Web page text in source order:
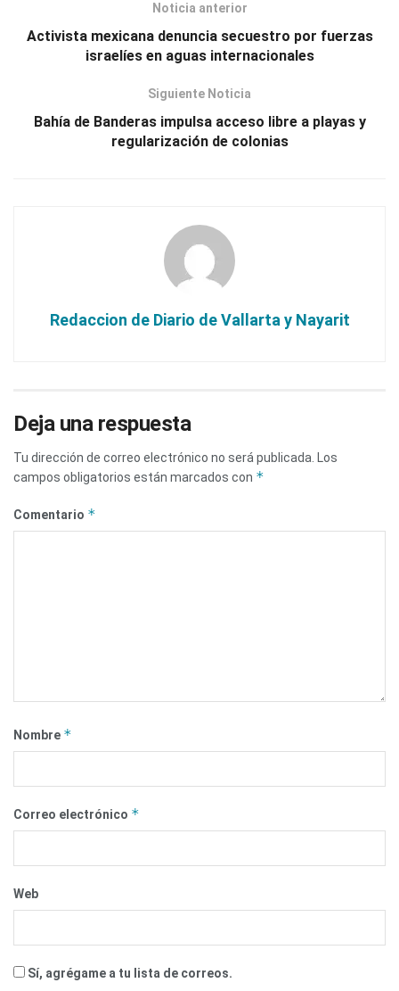
Noticia anterior
Activista mexicana denuncia secuestro por fuerzas
israelíes en aguas internacionales
Siguiente Noticia
Bahía de Banderas impulsa acceso libre a playas y
regularización de colonias
Redaccion de Diario de Vallarta y Nayarit
Deja una respuesta
Tu dirección de correo electrónico no será publicada.
Los
campos obligatorios están marcados con *
Comentario *
Nombre *
Correo electrónico *
Web
Sí, agrégame a tu lista de correos.